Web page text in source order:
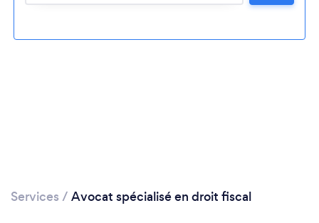
Services / Avocat spécialisé en droit fiscal